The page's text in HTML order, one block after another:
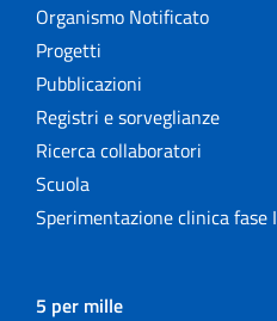
Organismo Notificato
Progetti
Pubblicazioni
Registri e sorveglianze
Ricerca collaboratori
Scuola
Sperimentazione clinica fase I
5 per mille